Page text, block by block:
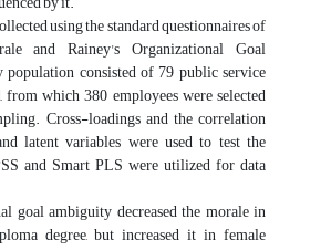
using the standard questionnaires of
and Rainey's Organizational Goal
consisted of 79 public service
which 380 employees were selected
Cross-loadings and the correlation
latent variables were used to test the
and Smart PLS were utilized for data
goal ambiguity decreased the morale in
degree, but increased it in female